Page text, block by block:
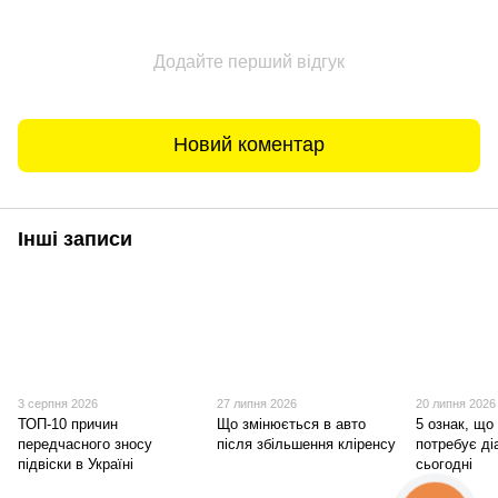
Додайте перший відгук
Новий коментар
Інші записи
3 серпня 2026
ТОП-10 причин
передчасного зносу
підвіски в Україні
27 липня 2026
Що змінюється в авто
після збільшення кліренсу
20 липня 2026
5 ознак, що
потребує
сьогодні